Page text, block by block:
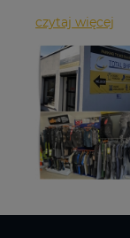
czytaj więcej